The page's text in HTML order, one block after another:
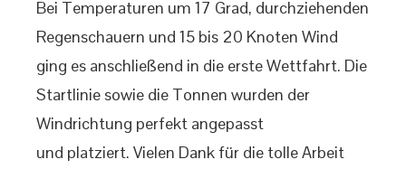
Bei Temperaturen um 17 Grad, durchziehenden
Regenschauern und 15 bis 20 Knoten Wind
ging es anschließend in die erste Wettfahrt. Die
Startlinie sowie die Tonnen wurden der
Windrichtung perfekt angepasst
und platziert. Vielen Dank für die tolle Arbeit